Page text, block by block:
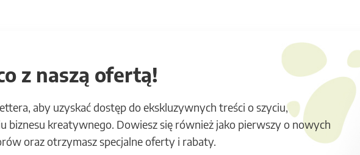
z naszą ofertą!
aby uzyskać dostęp do ekskluzywnych treści o szyciu,
biznesu kreatywnego. Dowiesz się również jako pierwszy o nowych
oraz otrzymasz specjalne oferty i rabaty.